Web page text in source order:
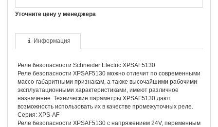
Уточните цену у менеджера
Информация
Реле безопасности Schneider Electric XPSAF5130
Реле безопасности XPSAF5130 можно отлечит по современными
массо-габаритными признакам, а также высочайшими рабочими
эксплуатационными характеристиками, имеют различное
назначение. Технические параметры XPSAF5130 дают
возможность использовать их в качестве промежуточных реле.
Серия: XPS-AF
Реле безопасности XPSAF5130 с напряжением 24V, переменным